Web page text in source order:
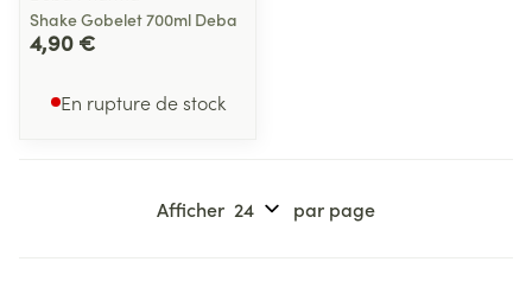
Shake Gobelet 700ml Deba
4,90 €
En rupture de stock
Afficher par page